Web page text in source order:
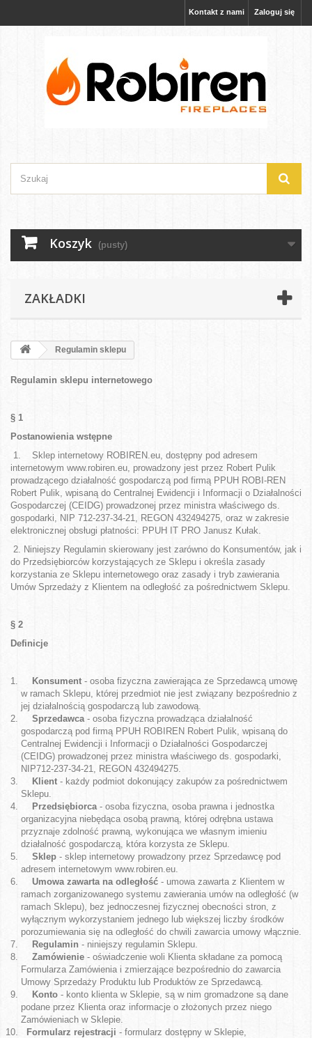
Zaloguj się
Kontakt z nami
Koszyk (pusty)
ZAKŁADKI
Regulamin sklepu
Regulamin sklepu internetowego
§ 1
Postanowienia wstępne
1.
Sklep internetowy ROBIREN.eu, dostępny pod adresem
internetowym www.robiren.eu, prowadzony jest przez Robert Pulik
prowadzącego działalność gospodarczą pod firmą PPUH ROBI-REN
Robert Pulik, wpisaną do Centralnej Ewidencji i Informacji o Działalności
Gospodarczej (CEIDG) prowadzonej przez ministra właściwego ds.
gospodarki, NIP 712-237-34-21, REGON 432494275, oraz w zakresie
elektronicznej obsługi płatności: PPUH IT PRO Janusz Kułak.
2. Niniejszy Regulamin skierowany jest zarówno do Konsumentów, jak i
do Przedsiębiorców korzystających ze Sklepu i określa zasady
korzystania ze Sklepu internetowego oraz zasady i tryb zawierania
Umów Sprzedaży z Klientem na odległość za pośrednictwem Sklepu.
§ 2
Definicje
Konsument - osoba fizyczna zawierająca ze Sprzedawcą umowę
w ramach Sklepu, której przedmiot nie jest związany bezpośrednio z
jej działalnością gospodarczą lub zawodową.
Sprzedawca - osoba fizyczna prowadząca działalność
gospodarczą pod firmą PPUH ROBIREN Robert Pulik, wpisaną do
Centralnej Ewidencji i Informacji o Działalności Gospodarczej
(CEIDG) prowadzonej przez ministra właściwego ds. gospodarki,
NIP712-237-34-21, REGON 432494275.
Klient - każdy podmiot dokonujący zakupów za pośrednictwem
Sklepu.
Przedsiębiorca - osoba fizyczna, osoba prawna i jednostka
organizacyjna niebędąca osobą prawną, której odrębna ustawa
przyznaje zdolność prawną, wykonująca we własnym imieniu
działalność gospodarczą, która korzysta ze Sklepu.
Sklep - sklep internetowy prowadzony przez Sprzedawcę pod
adresem internetowym www.robiren.eu.
Umowa zawarta na odległość - umowa zawarta z Klientem w
ramach zorganizowanego systemu zawierania umów na odległość (w
ramach Sklepu), bez jednoczesnej fizycznej obecności stron, z
wyłącznym wykorzystaniem jednego lub większej liczby środków
porozumiewania się na odległość do chwili zawarcia umowy włącznie.
Regulamin - niniejszy regulamin Sklepu.
Zamówienie - oświadczenie woli Klienta składane za pomocą
Formularza Zamówienia i zmierzające bezpośrednio do zawarcia
Umowy Sprzedaży Produktu lub Produktów ze Sprzedawcą.
Konto - konto klienta w Sklepie, są w nim gromadzone są dane
podane przez Klienta oraz informacje o złożonych przez niego
Zamówieniach w Sklepie.
Formularz rejestracji - formularz dostępny w Sklepie,